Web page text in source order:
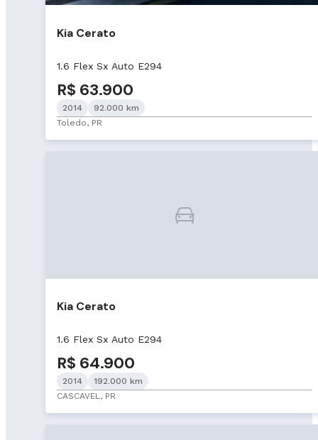
Kia Cerato
1.6 Flex Sx Auto E294
R$ 63.900
2014
92.000 km
Toledo, PR
Kia Cerato
1.6 Flex Sx Auto E294
R$ 64.900
2014
192.000 km
CASCAVEL, PR